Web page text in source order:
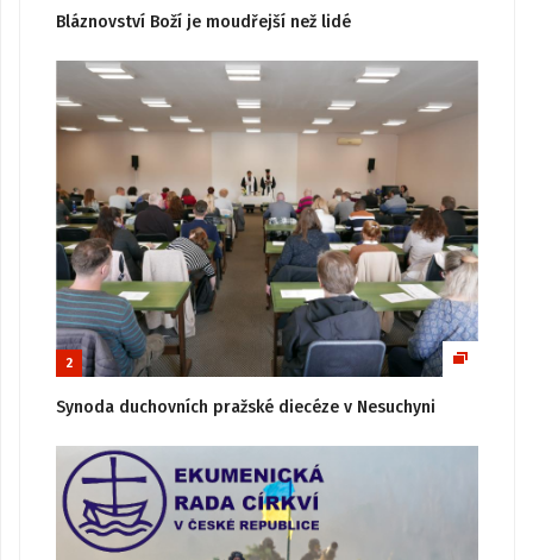
Bláznovství Boží je moudřejší než lidé
2
Synoda duchovních pražské diecéze v Nesuchyni